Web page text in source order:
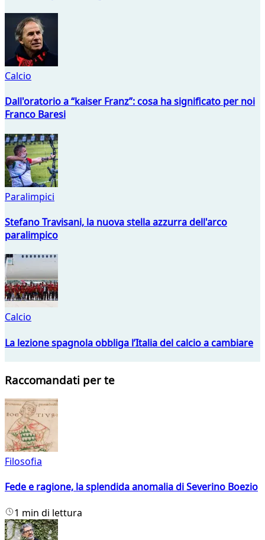
Calcio
Dall'oratorio a “kaiser Franz”: cosa ha significato per noi
Franco Baresi
Paralimpici
Stefano Travisani, la nuova stella azzurra dell'arco
paralimpico
Calcio
La lezione spagnola obbliga l’Italia del calcio a cambiare
Raccomandati per te
Filosofia
Fede e ragione, la splendida anomalia di Severino Boezio
1 min di lettura